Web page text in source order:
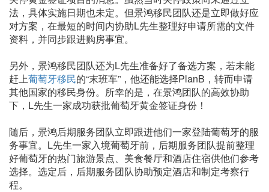
法，具体实施日期也未定。但景鸿移民团队还是立即做好应
对方案，在最短的时间内协助L先生整理好申请所需的文件
资料，并同步跟进购房事宜。
另外，景鸿移民团队还为L先生准备好了备选方案，若未能
赶上葡萄牙移民的“末班车”，他还能选择PlanB，转而申请
其他国家的移民身份。所幸的是，在景鸿团队的高效协助
下，L先生一家成功获批葡萄牙黄金签证身份！
随后，景鸿后期服务团队立即跟进他们一家登陆葡萄牙的服
务事宜。L先生一家入境葡萄牙前，后期服务团队提前整理
好葡萄牙的热门旅游景点、美食餐厅和酒店住宿供他们参考
选择。选定后，后期服务团队协助预定酒店和制定考察行
程。